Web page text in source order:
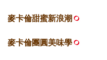
麥卡倫甜蜜新浪潮
麥卡倫團圓美味學